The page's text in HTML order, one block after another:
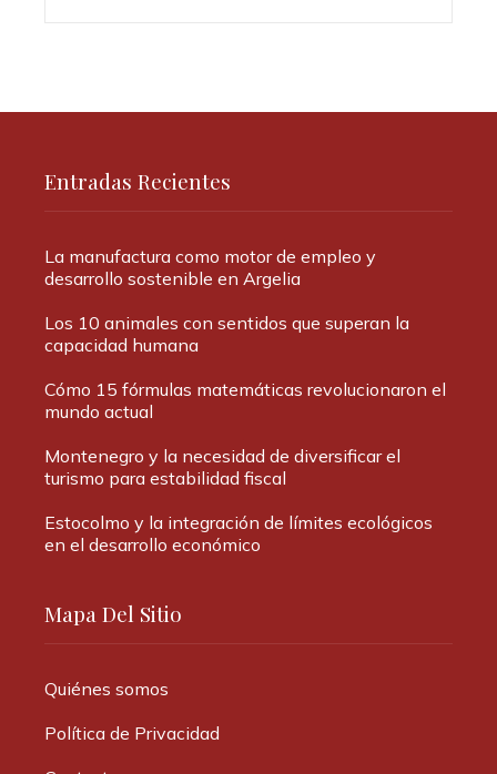
Entradas Recientes
La manufactura como motor de empleo y
desarrollo sostenible en Argelia
Los 10 animales con sentidos que superan la
capacidad humana
Cómo 15 fórmulas matemáticas revolucionaron el
mundo actual
Montenegro y la necesidad de diversificar el
turismo para estabilidad fiscal
Estocolmo y la integración de límites ecológicos
en el desarrollo económico
Mapa Del Sitio
Quiénes somos
Política de Privacidad